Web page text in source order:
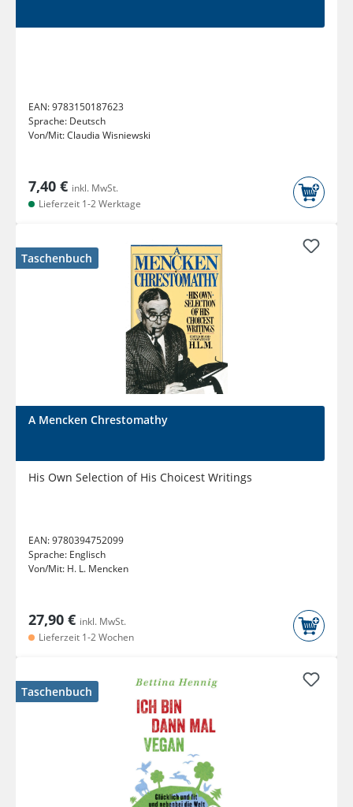
EAN:9783150187623
Sprache: Deutsch
Von/Mit:Claudia Wisniewski
7,40 € inkl. MwSt.
Lieferzeit 1-2 Werktage
Taschenbuch
A Mencken Chrestomathy
His Own Selection of His Choicest Writings
EAN:9780394752099
Sprache: Englisch
Von/Mit: H. L. Mencken
27,90 € inkl. MwSt.
Lieferzeit 1-2 Wochen
Taschenbuch